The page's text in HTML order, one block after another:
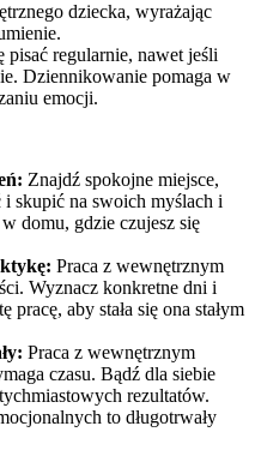
dziecka, wyrażając
pisać regularnie, nawet jeśli
Dziennikowanie pomaga w
emocji.
Znajdź spokojne miejsce,
i skupić na swoich myślach i
domu, gdzie czujesz się
Praca z wewnętrznym
Wyznacz konkretne dni i
aby stała się ona stałym
Praca z wewnętrznym
czasu. Bądź dla siebie
rezultatów.
to długotrwały